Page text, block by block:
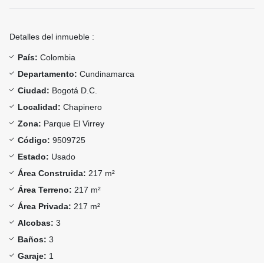
Detalles del inmueble :
País: Colombia
Departamento: Cundinamarca
Ciudad: Bogotá D.C.
Localidad: Chapinero
Zona: Parque El Virrey
Código: 9509725
Estado: Usado
Área Construida: 217 m²
Área Terreno: 217 m²
Área Privada: 217 m²
Alcobas: 3
Baños: 3
Garaje: 1